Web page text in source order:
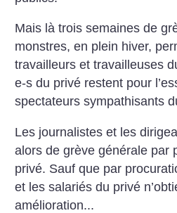
Mais là trois semaines de
monstres, en plein hiver,
travailleurs et travailleuses
e-s du privé restent pour
spectateurs sympathisants
Les journalistes et les
alors de grève générale par
privé. Sauf que par
et les salariés du privé
amélioration...